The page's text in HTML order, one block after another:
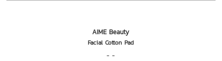
AIME Beauty
Facial Cotton Pad
- -